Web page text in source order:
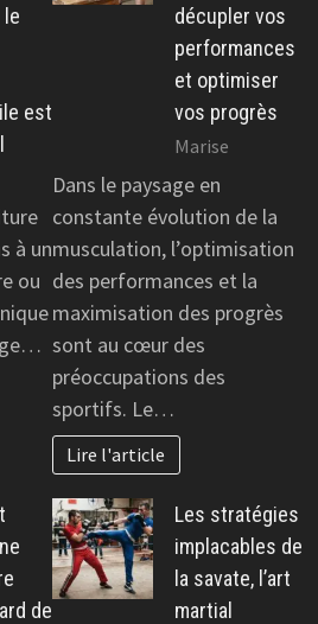
le
est
à un
ou
décupler vos
performances
et optimiser
vos progrès
Marise
Dans le paysage en
constante évolution de la
musculation, l’optimisation
des performances et la
maximisation des progrès
sont au cœur des
préoccupations des
sportifs. Le…
Lire l'article
de
Les stratégies
implacables de
la savate, l’art
martial